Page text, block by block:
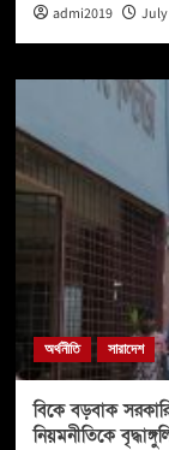
admi2019 July
অর্থনীতি সারাদেশ
বিকে বড়বাক
নিয়মনীতিকে